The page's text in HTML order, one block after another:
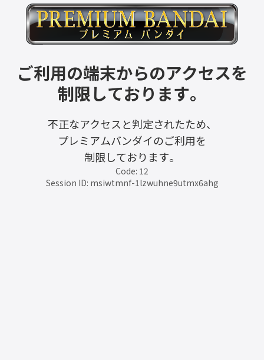
ご利用の端末からのアクセスを
制限しております。
不正なアクセスと判定されたため、
プレミアムバンダイのご利用を
制限しております。
Code: 12
Session ID: msiwtmnf-1lzwuhne9utmx6ahg